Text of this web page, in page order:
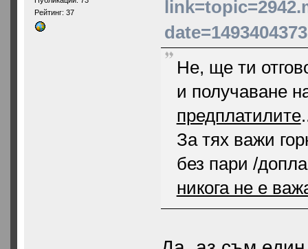
Рейтинг: 37
date=1493404373
Не, ще ти
и получаване
предплатилите
За тях важи
без пари /
никога не е